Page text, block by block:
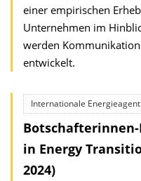
einer empirischen
Unternehmen im
werden
entwickelt.
Internationale
in Energy
2024)